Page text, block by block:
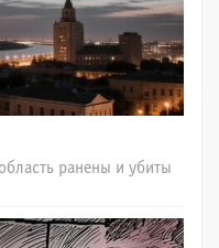
ранены и убиты